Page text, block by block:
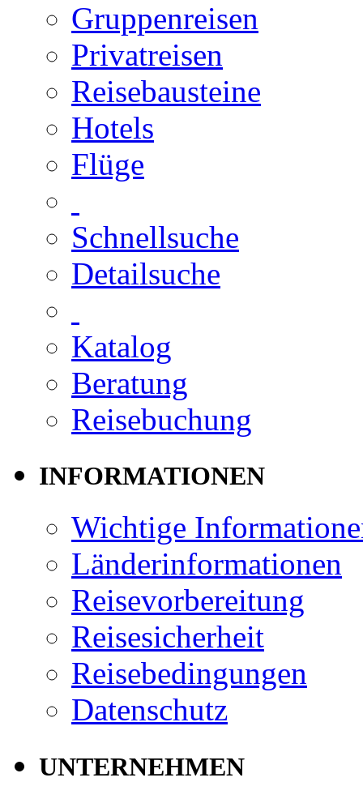
Gruppenreisen
Privatreisen
Reisebausteine
Hotels
Flüge
Schnellsuche
Detailsuche
Katalog
Beratung
Reisebuchung
INFORMATIONEN
Wichtige
Länderinformationen
Reisevorbereitung
Reisesicherheit
Reisebedingungen
Datenschutz
UNTERNEHMEN